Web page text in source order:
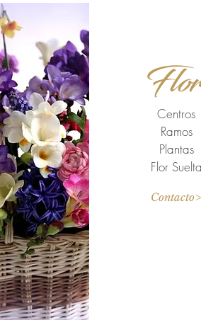
Floristería Edén brinda a
Centros
Ramos
Plantas
Flor Suelta
Contacto>